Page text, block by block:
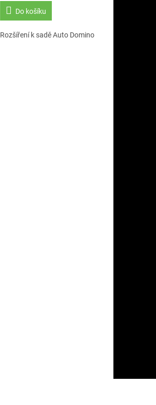
Do košíku
Rozšíření k sadě Auto Domino